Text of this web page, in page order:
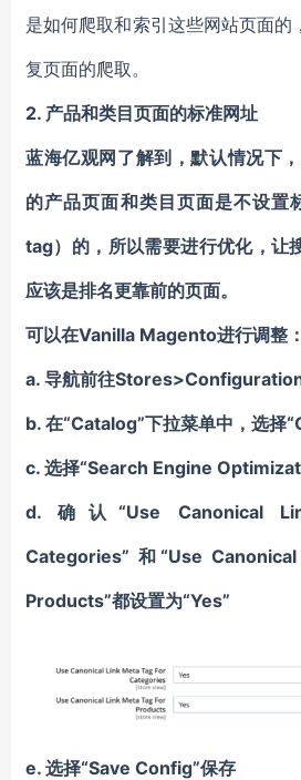
是如何爬取和索引这些网站页面的
复页面的爬取。
2. 产品和类目页面的标准网址
蓝海亿观网了解到，默认情况下
的产品页面和类目页面是不设置
tag）的，所以需要进行优化，让
应该是排名更靠前的页面。
可以在Vanilla Magento进行调整：
a. 导航前往
b. 在“Catalog”下拉菜单中，选择
c. 选择“Search Engine
d. 确认“Use Canonical
Categories” 和“Use
Products”都设置为“Yes”
e. 选择“Save Config”保存